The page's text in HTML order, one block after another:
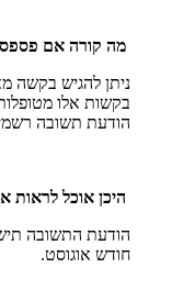
מה קורה אם
בקשות אלו
הודעת תשובה
היכן אוכל לראות
הודעת התשובה
חודש אוגוסט.